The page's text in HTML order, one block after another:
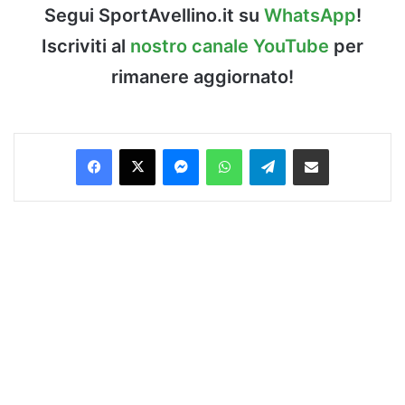
Segui SportAvellino.it su WhatsApp!
Iscriviti al nostro canale YouTube per
rimanere aggiornato!
Facebook
X MessengerWhatsAppTelegramCondividi via Email